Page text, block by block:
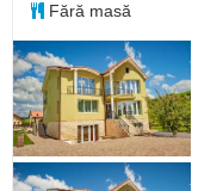
Fără masă